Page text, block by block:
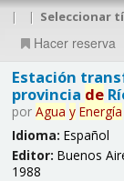
| | Seleccionar
Hacer reserva
Estación
provincia de
por Agua y Energía
Idioma: Español
Editor: Buenos
1988